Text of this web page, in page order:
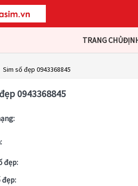
TRANG CHỦ
Sim số đẹp 0943368845
0943368845
đẹp:
đẹp: